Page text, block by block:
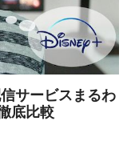
サービスまるわ
底比較